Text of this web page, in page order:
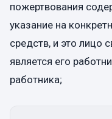
пожертвования
указание на
средств, и это лицо
является его
работника;